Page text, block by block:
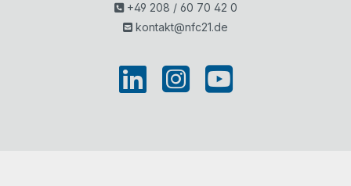
+49 208 / 60 70 42 0
kontakt@nfc21.de